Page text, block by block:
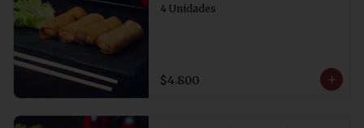
4 Unidades
$4.800